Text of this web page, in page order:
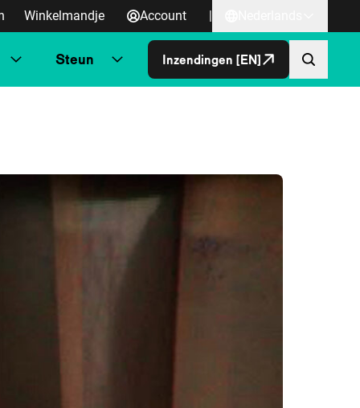
Winkelmandje Account |
Steun Inzendingen [EN]